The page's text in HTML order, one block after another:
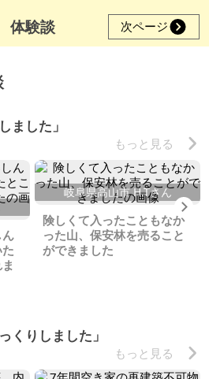
体験談 次ページ
ました」
もっと見る
岐阜県高山市 H.Tさん
険しくて入ったこともなか
った山、保安林を売ること
ができました
くりしました」
もっと見る